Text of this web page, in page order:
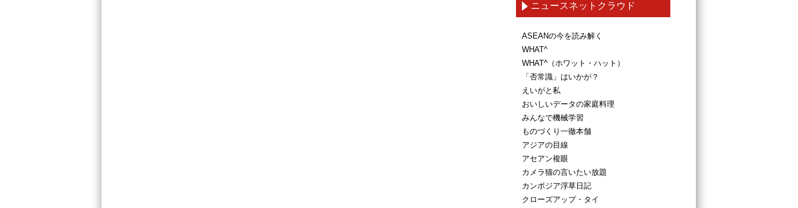
ニュースネットクラウド
ASEANの今を読み解く
WHAT^
WHAT^（ホワット・ハット）
「否常識」はいかが？
えいがと私
おいしいデータの家庭料理
みんなで機械学習
ものづくり一徹本舗
アジアの目線
アセアン複眼
カメラ猫の言いたい放題
カンボジア浮草日記
クローズアップ・タイ